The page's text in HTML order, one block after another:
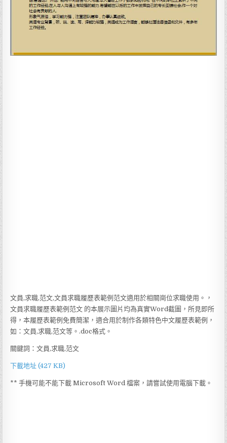
文員,求職,范文,文員求職履歷表範例范文適用於相關崗位求職使用。，
文員求職履歷表範例范文 的本展示圖片均為真實Word截圖，所見即所
得，本履歷表範例免費簡潔，適合用於制作各類特色中文履歷表範例，
如：文員,求職,范文等。.doc格式。
關鍵詞：文員,求職,范文
下載地址 (427 KB)
** 手機可能不能下載 Microsoft Word 檔案，請嘗試使用電腦下載。